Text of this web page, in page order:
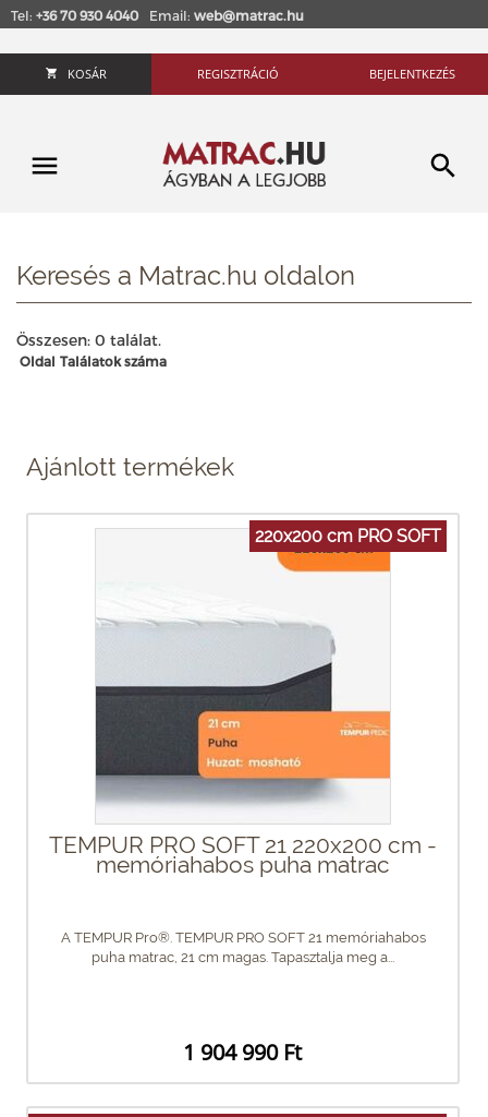
Tel: +36 70 930 4040 Email: web@matrac.hu
KOSÁR REGISZTRÁCIÓ BEJELENTKEZÉS
Keresés a Matrac.hu oldalon
Összesen: 0 találat.
Oldal Találatok száma
Ajánlott termékek
220x200 cm PRO SOFT
TEMPUR PRO SOFT 21 220x200 cm -
memóriahabos puha matrac
A TEMPUR Pro®. TEMPUR PRO SOFT 21 memóriahabos
puha matrac, 21 cm magas. Tapasztalja meg a...
1 904 990 Ft